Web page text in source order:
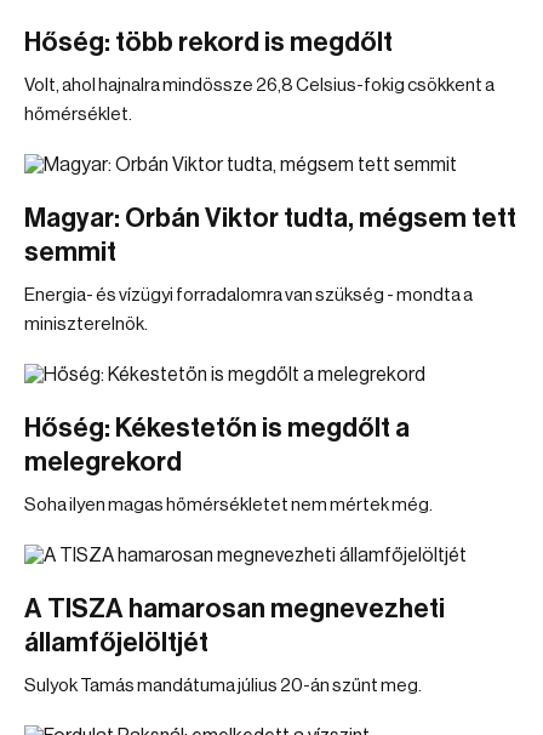
Hőség: több rekord is megdőlt
Volt, ahol hajnalra mindössze 26,8 Celsius-fokig csökkent a
hőmérséklet.
Magyar: Orbán Viktor tudta, mégsem tett
semmit
Energia- és vízügyi forradalomra van szükség - mondta a
miniszterelnök.
Hőség: Kékestetőn is megdőlt a
melegrekord
Soha ilyen magas hőmérsékletet nem mértek még.
A TISZA hamarosan megnevezheti
államfőjelöltjét
Sulyok Tamás mandátuma július 20-án szűnt meg.